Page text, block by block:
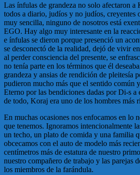
Las ínfulas de grandeza no solo afectaron a
todos a diario, judíos y no judíos, creyentes
muy sencilla, ninguno de nosotros está
EGO. Hay algo muy interesante en la
e ínfulas se dieron porque presenció un
se desconectó de la realidad, dejó de vivir
al perder consciencia del presente, se
no tenía parte en los términos que él
grandeza y ansias de rendición de pleitesía
pudieron mucho más que el sentido común
Eterno por las bendiciones dadas por Di-s a
de todo, Koraj era uno de los hombres más
En muchas ocasiones nos enfocamos en lo
que tenemos. Ignoramos intencionalmente
un techo, un plato de comida y una familia
obcecamos con el auto de modelo más
centímetros más de estatura de nuestro
nuestro compañero de trabajo y las parejas
los miembros de la farándula.